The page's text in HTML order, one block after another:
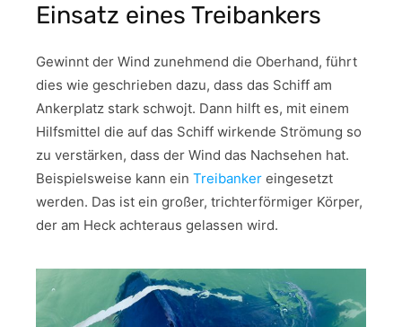
Einsatz eines Treibankers
Gewinnt der Wind zunehmend die Oberhand, führt
dies wie geschrieben dazu, dass das Schiff am
Ankerplatz stark schwojt. Dann hilft es, mit einem
Hilfsmittel die auf das Schiff wirkende Strömung so
zu verstärken, dass der Wind das Nachsehen hat.
Beispielsweise kann ein Treibanker eingesetzt
werden. Das ist ein großer, trichterförmiger Körper,
der am Heck achteraus gelassen wird.